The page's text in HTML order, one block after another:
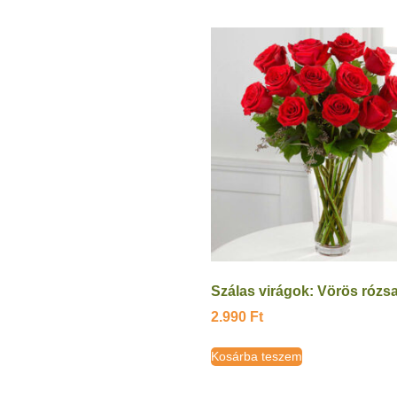
Szálas virágok: Vörös
2.990 Ft
Kosárba teszem